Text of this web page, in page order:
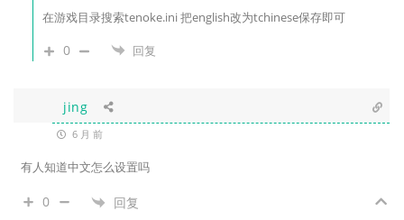
在游戏目录搜索tenoke.ini 把english改为tchinese保存即可
0 回复
jing
6 月 前
有人知道中文怎么设置吗
0 回复